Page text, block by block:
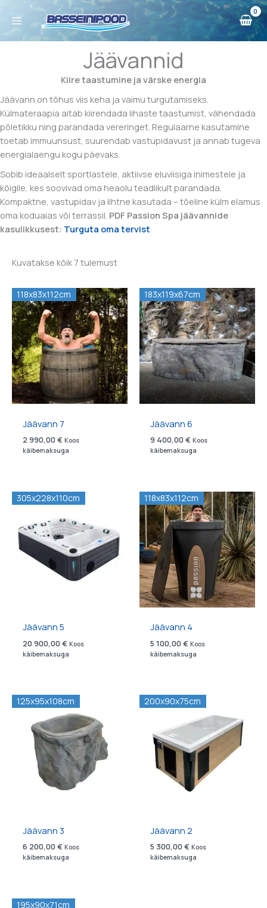
content
Jäävannid
Kiire taastumine ja värske energia
Jäävann on tõhus viis keha ja vaimu turgutamiseks.
Külmateraapia aitab kiirendada lihaste taastumist, vähendada
põletikku ning parandada vereringet. Regulaarne kasutamine
toetab immuunsust, suurendab vastupidavust ja annab tugeva
energialaengu kogu päevaks.
Sobib ideaalselt sportlastele, aktiivse eluviisiga inimestele ja
kõigile, kes soovivad oma heaolu teadlikult parandada.
Kompaktne, vastupidav ja lihtne kasutada – tõeline külm elamus
oma koduaias või terrassil. PDF Passion Spa jäävannide
kasulikkusest: Turguta oma tervist
Kuvatakse kõik 7 tulemustSorted
by
118x83x112cm
Jäävann 7
2 990,00 € Koos
käibemaksuga
183x119x67cm
Jäävann 6
9 400,00 € Koos
käibemaksuga
305x228x110cm
Jäävann 5
20 900,00 € Koos
käibemaksuga
118x83x112cm
Jäävann 4
5 100,00 € Koos
käibemaksuga
125x95x108cm
Jäävann 3
6 200,00 € Koos
käibemaksuga
200x90x75cm
Jäävann 2
5 300,00 € Koos
käibemaksuga
195x90x71cm